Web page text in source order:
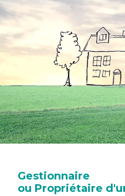
Gestionnaire
ou Propriétaire